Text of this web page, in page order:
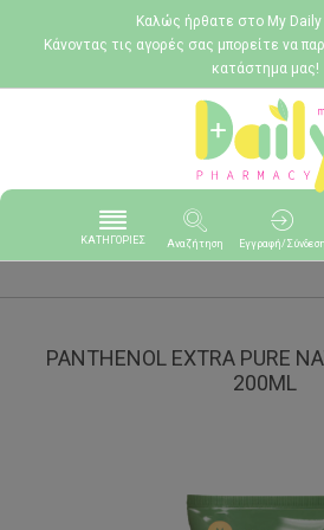
Καλώς ήρθατε στο My Daily
Κάνοντας τις αγορές σας μπορείτε να
κατάστημα μας!
ΚΑΤΗΓΟΡΙΕΣ Αναζήτηση Εγγραφή/Σύνδεση
PANTHENOL EXTRA PURE
200ML